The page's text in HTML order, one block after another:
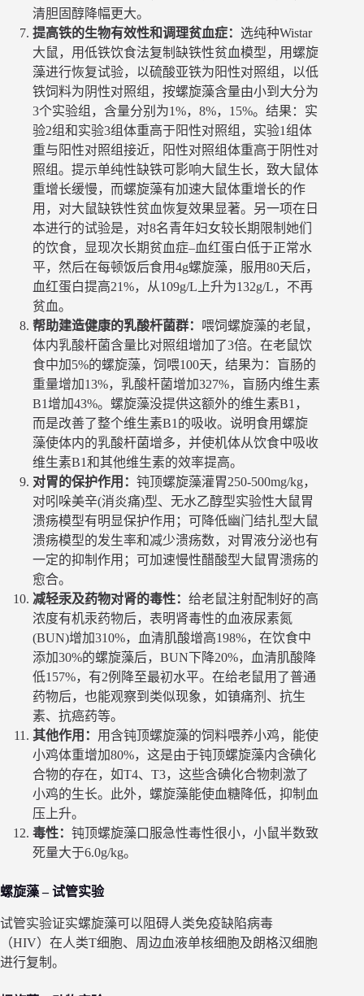
清胆固醇降幅更大。
提高铁的生物有效性和调理贫血症： 选纯种Wistar
大鼠，用低铁饮食法复制缺铁性贫血模型，用螺旋
藻进行恢复试验，以硫酸亚铁为阳性对照组，以低
铁饲料为阴性对照组，按螺旋藻含量由小到大分为
3个实验组，含量分别为1%，8%，15%。结果：实
验2组和实验3组体重高于阳性对照组，实验1组体
重与阳性对照组接近，阳性对照组体重高于阴性对
照组。提示单纯性缺铁可影响大鼠生长，致大鼠体
重增长缓慢，而螺旋藻有加速大鼠体重增长的作
用，对大鼠缺铁性贫血恢复效果显著。另一项在日
本进行的试验是，对8名青年妇女较长期限制她们
的饮食，显现次长期贫血症–血红蛋白低于正常水
平，然后在每顿饭后食用4g螺旋藻，服用80天后，
血红蛋白提高21%，从109g/L上升为132g/L，不再
贫血。
帮助建造健康的乳酸杆菌群： 喂饲螺旋藻的老鼠，
体内乳酸杆菌含量比对照组增加了3倍。在老鼠饮
食中加5%的螺旋藻，饲喂100天，结果为：盲肠的
重量增加13%，乳酸杆菌增加327%，盲肠内维生素
B1增加43%。螺旋藻没提供这额外的维生素B1，
而是改善了整个维生素B1的吸收。说明食用螺旋
藻使体内的乳酸杆菌增多，并使机体从饮食中吸收
维生素B1和其他维生素的效率提高。
对胃的保护作用： 钝顶螺旋藻灌胃250-500mg/kg，
对吲哚美辛(消炎痛)型、无水乙醇型实验性大鼠胃
溃疡模型有明显保护作用；可降低幽门结扎型大鼠
溃疡模型的发生率和减少溃疡数，对胃液分泌也有
一定的抑制作用；可加速慢性醋酸型大鼠胃溃疡的
愈合。
减轻汞及药物对肾的毒性： 给老鼠注射配制好的高
浓度有机汞药物后，表明肾毒性的血液尿素氮
(BUN)增加310%，血清肌酸增高198%，在饮食中
添加30%的螺旋藻后，BUN下降20%，血清肌酸降
低157%，有2例降至最初水平。在给老鼠用了普通
药物后，也能观察到类似现象，如镇痛剂、抗生
素、抗癌药等。
其他作用： 用含钝顶螺旋藻的饲料喂养小鸡，能使
小鸡体重增加80%，这是由于钝顶螺旋藻内含碘化
合物的存在，如T4、T3，这些含碘化合物刺激了
小鸡的生长。此外，螺旋藻能使血糖降低，抑制血
压上升。
毒性： 钝顶螺旋藻口服急性毒性很小，小鼠半数致
死量大于6.0g/kg。
螺旋藻 – 试管实验
试管实验证实螺旋藻可以阻碍人类免疫缺陷病毒
（HIV）在人类T细胞、周边血液单核细胞及朗格汉细胞
进行复制。